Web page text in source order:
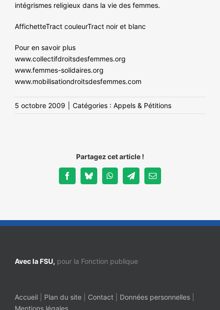
intégrismes religieux dans la vie des femmes.
AffichetteTract couleurTract noir et blanc
Pour en savoir plus
www.collectifdroitsdesfemmes.org
www.femmes-solidaires.org
www.mobilisationdroitsdesfemmes.com
5 octobre 2009 Catégories : Appels & Pétitions
Partagez cet article !
FacebookBlueskyWhatsAppTelegramEmail
Avec la FSU, pour la Fonction publique
Accueil Plan du site Contact Données personnelles
Mentions légales